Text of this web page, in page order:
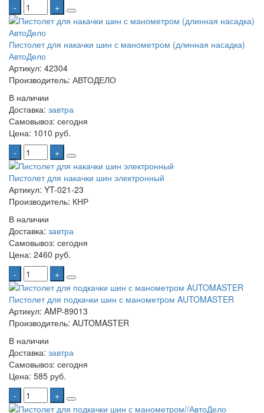
-
+
Пистолет для накачки шин с манометром (длинная насадка)
АвтоДело
Артикул: 42304
Производитель: АВТОДЕЛО
В наличии
Доставка: завтра
Самовывоз: сегодня
Цена: 1010 руб.
-
+
Пистолет для накачки шин электронный
Артикул: YT-021-23
Производитель: КНР
В наличии
Доставка: завтра
Самовывоз: сегодня
Цена: 2460 руб.
-
+
Пистолет для подкачки шин с манометром AUTOMASTER
Артикул: AMP-89013
Производитель: AUTOMASTER
В наличии
Доставка: завтра
Самовывоз: сегодня
Цена: 585 руб.
-
+